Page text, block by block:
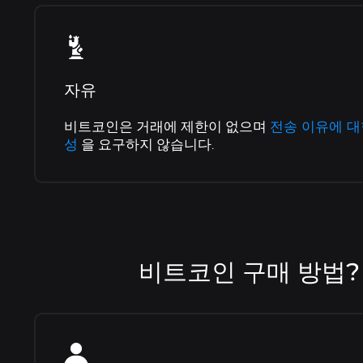
자유
비트코인은 거래에 제한이 없으며 전송 이유에
성 을 요구하지 않습니다.
비트코인 구매 방법?